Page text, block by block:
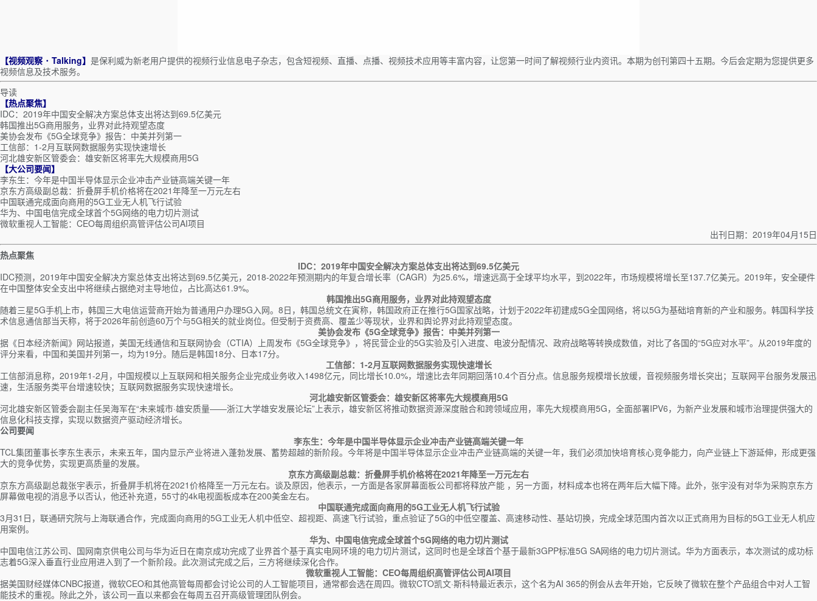
【视频观察 ･ Talking】 是保利威为新老用户提供的视频行业信息电子杂志，包含短视频、直播、点播、视频技术应用等丰富内容，让您第一时间了解视频行业内资讯。本期为创刊第四十五期。今后会定期为您提供更多
视频信息及技术服务。
导读
【热点聚焦】
IDC：2019年中国安全解决方案总体支出将达到69.5亿美元
韩国推出5G商用服务，业界对此持观望态度
美协会发布《5G全球竞争》报告：中美并列第一
工信部：1-2月互联网数据服务实现快速增长
河北雄安新区管委会：雄安新区将率先大规模商用5G
【大公司要闻】
李东生：今年是中国半导体显示企业冲击产业链高端关键一年
京东方高级副总裁：折叠屏手机价格将在2021年降至一万元左右
中国联通完成面向商用的5G工业无人机飞行试验
华为、中国电信完成全球首个5G网络的电力切片测试
微软重视人工智能：CEO每周组织高管评估公司AI项目
出刊日期：2019年04月15日
热点聚焦
IDC：2019年中国安全解决方案总体支出将达到69.5亿美元
IDC预测，2019年中国安全解决方案总体支出将达到69.5亿美元，2018-2022年预测期内的年复合增长率（CAGR）为25.6%，增速远高于全球平均水平，到2022年，市场规模将增长至137.7亿美元。2019年，安全硬件
在中国整体安全支出中将继续占据绝对主导地位，占比高达61.9%。
韩国推出5G商用服务，业界对此持观望态度
随着三星5G手机上市，韩国三大电信运营商开始为普通用户办理5G入网。8日，韩国总统文在寅称，韩国政府正在推行5G国家战略，计划于2022年初建成5G全国网络，将以5G为基础培育新的产业和服务。韩国科学技
术信息通信部当天称，将于2026年前创造60万个与5G相关的就业岗位。但受制于资费高、覆盖少等现状，业界和舆论界对此持观望态度。
美协会发布《5G全球竞争》报告：中美并列第一
据《日本经济新闻》网站报道，美国无线通信和互联网协会（CTIA）上周发布《5G全球竞争》，将民营企业的5G实验及引入进度、电波分配情况、政府战略等转换成数值，对比了各国的“5G应对水平”。从2019年度的
评分来看，中国和美国并列第一，均为19分。随后是韩国18分、日本17分。
工信部：1-2月互联网数据服务实现快速增长
工信部消息称，2019年1-2月，中国规模以上互联网和相关服务企业完成业务收入1498亿元，同比增长10.0%，增速比去年同期回落10.4个百分点。信息服务规模增长放缓，音视频服务增长突出；互联网平台服务发展迅
速，生活服务类平台增速较快；互联网数据服务实现快速增长。
河北雄安新区管委会：雄安新区将率先大规模商用5G
河北雄安新区管委会副主任吴海军在“未来城市·雄安质量——浙江大学雄安发展论坛”上表示，雄安新区将推动数据资源深度融合和跨领域应用，率先大规模商用5G，全面部署IPV6，为新产业发展和城市治理提供强大的
信息化科技支撑，实现以数据资产驱动经济增长。
公司要闻
李东生：今年是中国半导体显示企业冲击产业链高端关键一年
TCL集团董事长李东生表示，未来五年，国内显示产业将进入蓬勃发展、蓄势超越的新阶段。今年将是中国半导体显示企业冲击产业链高端的关键一年，我们必须加快培育核心竞争能力，向产业链上下游延伸，形成更强
大的竞争优势，实现更高质量的发展。
京东方高级副总裁：折叠屏手机价格将在2021年降至一万元左右
京东方高级副总裁张宇表示，折叠屏手机将在2021价格降至一万元左右。谈及原因，他表示，一方面是各家屏幕面板公司都将释放产能 ，另一方面，材料成本也将在两年后大幅下降。此外，张宇没有对华为采购京东方
屏幕做电视的消息予以否认，他还补充道，55寸的4k电视面板成本在200美金左右。
中国联通完成面向商用的5G工业无人机飞行试验
3月31日，联通研究院与上海联通合作，完成面向商用的5G工业无人机中低空、超视距、高速飞行试验，重点验证了5G的中低空覆盖、高速移动性、基站切换，完成全球范围内首次以正式商用为目标的5G工业无人机应
用案例。
华为、中国电信完成全球首个5G网络的电力切片测试
中国电信江苏公司、国网南京供电公司与华为近日在南京成功完成了业界首个基于真实电网环境的电力切片测试，这同时也是全球首个基于最新3GPP标准5G SA网络的电力切片测试。华为方面表示，本次测试的成功标
志着5G深入垂直行业应用进入到了一个新阶段。此次测试完成之后，三方将继续深化合作。
微软重视人工智能：CEO每周组织高管评估公司AI项目
据美国财经媒体CNBC报道，微软CEO和其他高管每周都会讨论公司的人工智能项目，通常都会选在周四。微软CTO凯文·斯科特最近表示，这个名为AI 365的例会从去年开始，它反映了微软在整个产品组合中对人工智
能技术的重视。除此之外，该公司一直以来都会在每周五召开高级管理团队例会。